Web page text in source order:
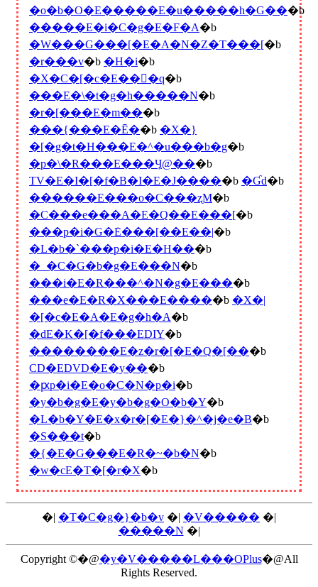
�o�b�O�E�����E�u�����h�G���b
�����E�i�C�g�E�F�A�b
�W���G���[�E�A�N�Z�T���[�b
�r���v�b �H�i�b
�X�C�[�c�E���َq�b
���E�\�t�g�h�����N�b
�r�[���E�m���b
���{���E�Ē��b �X�}
�[�g�t�H���E�^�u���b�g�b
�p�\�R���E���Ӌ@���b
TV�E�I�[�f�B�I�E�J�����b �Ɠd�b
������E���o�C���ʐM�b
�C���e���A�E�Q��E���[�b
���p�i�G�݁E���[��E��|�b
�L�b�`���p�i�E�H���b
�_�C�G�b�g�E���N�b
���i�E�R���^�N�g�E����b
���e�E�R�X���E�����b �X�|
�[�c�E�A�E�g�h�A�b
�ԁE�K�[�f���EDIY�b
��������E�z�r�[�E�Q�[���b
CD�EDVD�E�y���b
�ԗp�i�E�o�C�N�p�i�b
�y�b�g�E�y�b�g�O�b�Y�b
�L�b�Y�E�x�r�[�E�}�^�j�e�B�b
�S���t�b
�{�E�G���E�R�~�b�N�b
�w�сE�T�[�r�X�b
�| �T�C�g�}�b�v �| �V����� �|
�����N �|
Copyright ©�@�y�V�����L���OPlus�@All
Rights Reserved.